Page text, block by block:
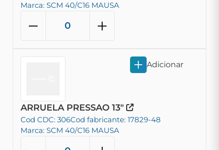
Marca: SCM 40/C16 MAUSA
ARRUELA PRESSAO 13"
Cod CDC: 306Cod fabricante: 17829-48
Marca: SCM 40/C16 MAUSA
Adicionar